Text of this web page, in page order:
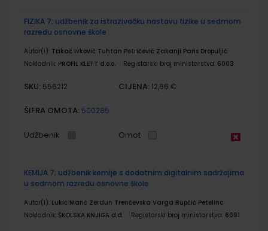
FIZIKA 7; udžbenik za istrazivačku nastavu fizike u sedmom
razredu osnovne škole
Autor(i): Takač Ivković Tuhtan Petričević Zakanji Paris Dropuljić
Nakladnik: PROFIL KLETT d.o.o. Registarski broj ministarstva: 6003
SKU: 556212 CIJENA: 12,66 €
ŠIFRA OMOTA: 500285
Udžbenik Omot
KEMIJA 7; udžbenik kemije s dodatnim digitalnim sadržajima
u sedmom razredu osnovne škole
Autor(i): Lukić Marić Zerdun Trenčevska Varga Rupčić Petelinc
Nakladnik: ŠKOLSKA KNJIGA d.d. Registarski broj ministarstva: 6091